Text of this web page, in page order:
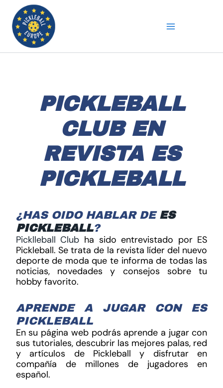
contenido
PICKLEBALL
CLUB EN
REVISTA ES
PICKLEBALL
¿HAS OIDO HABLAR DE ES
PICKLEBALL?
Picklleball Club ha sido entrevistado por ES
Pickleball. Se trata de la revista líder del nuevo
deporte de moda que te informa de todas las
noticias, novedades y consejos sobre tu
hobby favorito.
APRENDE A JUGAR CON ES
PICKLEBALL
En su página web podrás aprende a jugar con
sus tutoriales, descubrir las mejores palas, red
y artículos de Pickleball y disfrutar en
compañía de millones de jugadores en
español.